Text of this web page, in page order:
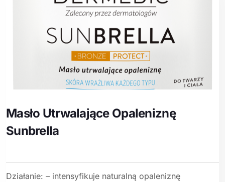
Masło Utrwalające Opaleniznę
Sunbrella
Działanie: – intensyfikuje naturalną opaleniznę